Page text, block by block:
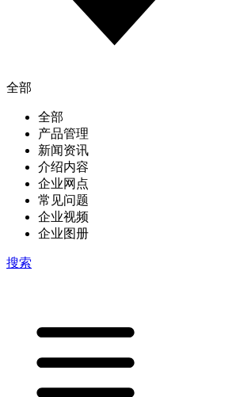
全部
全部
产品管理
新闻资讯
介绍内容
企业网点
常见问题
企业视频
企业图册
搜索